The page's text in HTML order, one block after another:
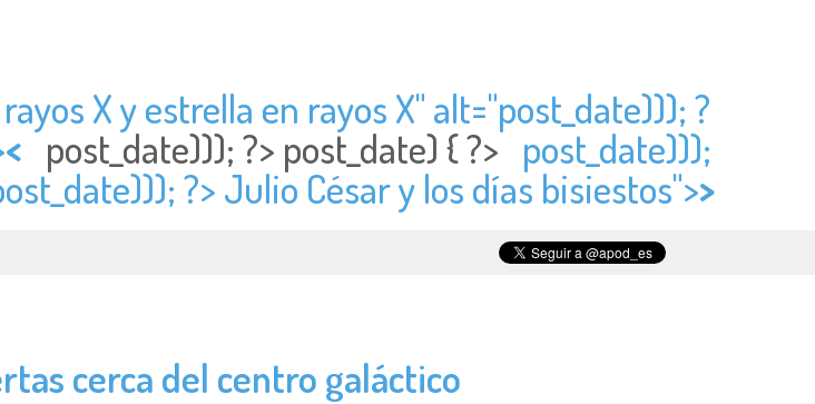
X y estrella en rayos X" alt="post_date))); ?
< post_date))); ?> post_date) { ?> post_date)));
?> Julio César y los días bisiestos">>
cerca del centro galáctico